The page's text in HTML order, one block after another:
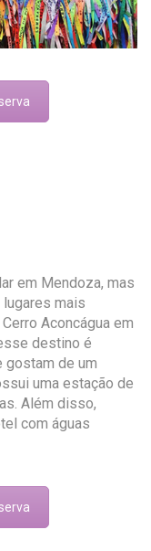
em Mendoza, mas
mais
Aconcágua em
destino é
gostam de um
uma estação de
Além disso,
com águas